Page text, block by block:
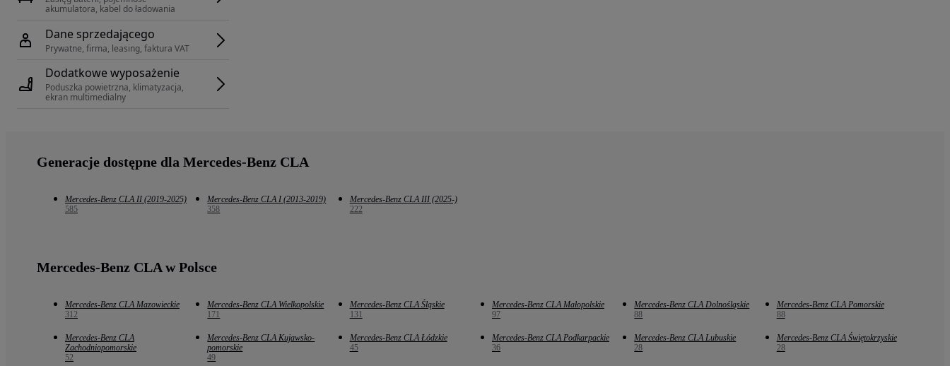
akumulatora, kabel do ładowania
Dane sprzedającego
Prywatne, firma, leasing, faktura VAT
Dodatkowe wyposażenie
Poduszka powietrzna, klimatyzacja,
ekran multimedialny
Generacje dostępne dla Mercedes-Benz CLA
Mercedes-Benz CLA II (2019-2025)
585
Mercedes-Benz CLA I (2013-2019)
358
Mercedes-Benz CLA III (2025-)
222
Mercedes-Benz CLA w Polsce
Mercedes-Benz CLA Mazowieckie
312
Mercedes-Benz CLA Wielkopolskie
171
Mercedes-Benz CLA Śląskie
131
Mercedes-Benz CLA Małopolskie
97
Mercedes-Benz CLA Dolnośląskie
88
Mercedes-Benz CLA Pomorskie
88
Mercedes-Benz CLA
Zachodniopomorskie
52
Mercedes-Benz CLA Kujawsko-
pomorskie
49
Mercedes-Benz CLA Łódzkie
45
Mercedes-Benz CLA Podkarpackie
36
Mercedes-Benz CLA Lubuskie
28
Mercedes-Benz CLA Świętokrzyskie
28